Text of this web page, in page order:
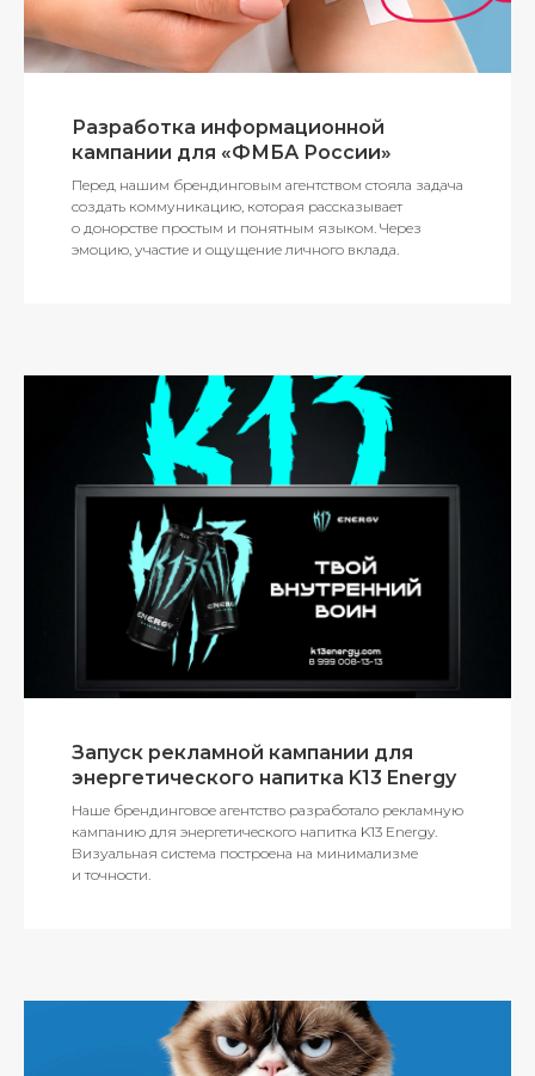
Разработка информационной
кампании для «ФМБА России»
Перед нашим брендинговым агентством стояла задача
создать коммуникацию, которая рассказывает
о донорстве простым и понятным языком. Через
эмоцию, участие и ощущение личного вклада.
Запуск рекламной кампании для
энергетического напитка K13 Energy
Наше брендинговое агентство разработало рекламную
кампанию для энергетического напитка K13 Energy.
Визуальная система построена на минимализме
и точности.